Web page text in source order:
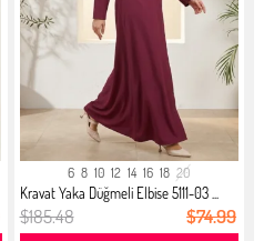
6 8 10 12 14 16 18 20
Kravat Yaka Düğmeli Elbise 5111-03 ...
$185.48 $74.99